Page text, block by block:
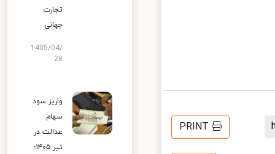
PRINT
تجارت
جهانی
1405/04/
28
واریز سود
سهام
عدالت در
تیر ۱۴۰۵؛